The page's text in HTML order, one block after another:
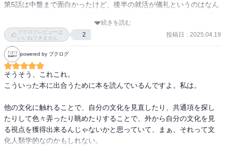
第5話は中盤まで面白かったけど、後半の就活が儀礼というのはなん
けては通れない活動期間ではあるだろうけど、それを文化人類学的
な概念としての「儀礼」に当てはめられるかは、著者の本書での説
明を踏まえると、ちょっと微妙ではないか。また就活は多くの人が
参加するだろうが、その過程で、全員が楽\苦労しているとは限らな
いし、種々の試験などで一般的な就活を経験してない人もいるわけ
だから、やはり儀礼として説明するのはなんか違和感がある。
わかりやすい説明をしようとして就活を例に持ち出したけど、本章
内での論述に整合性が取れなくなってしまっている気がする。
続きを読む
ブクログレビューは
いいねできません
2 投稿日 : 2025.04.19
powered by ブクログ
そうそう、これこれ。
こういった本に出合うために本を読んでいるんですよ。私は。
他の文化に触れることで、自分の文化を見直したり、共通項を探し
たりして色々弄ったり眺めたりすることで、外から自分の文化を見
る視点を獲得出来るんじゃないかと思っていて、まぁ、それって文
化人類学的なのかもしれない。